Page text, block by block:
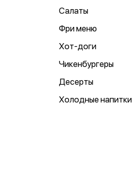
Салаты
Фри меню
Хот-доги
Чикенбургеры
Десерты
Холодные напитки